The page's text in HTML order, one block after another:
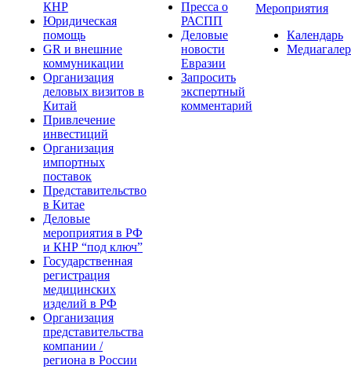
КНР
Юридическая
помощь
GR и внешние
коммуникации
Организация
деловых визитов в
Китай
Привлечение
инвестиций
Организация
импортных
поставок
Представительство
в Китае
Деловые
мероприятия в РФ
и КНР “под ключ”
Государственная
регистрация
медицинских
изделий в РФ
Организация
представительства
компании /
региона в России
Пресса о
РАСПП
Деловые
новости
Евразии
Запросить
экспертный
комментарий
Мероприятия
Календарь